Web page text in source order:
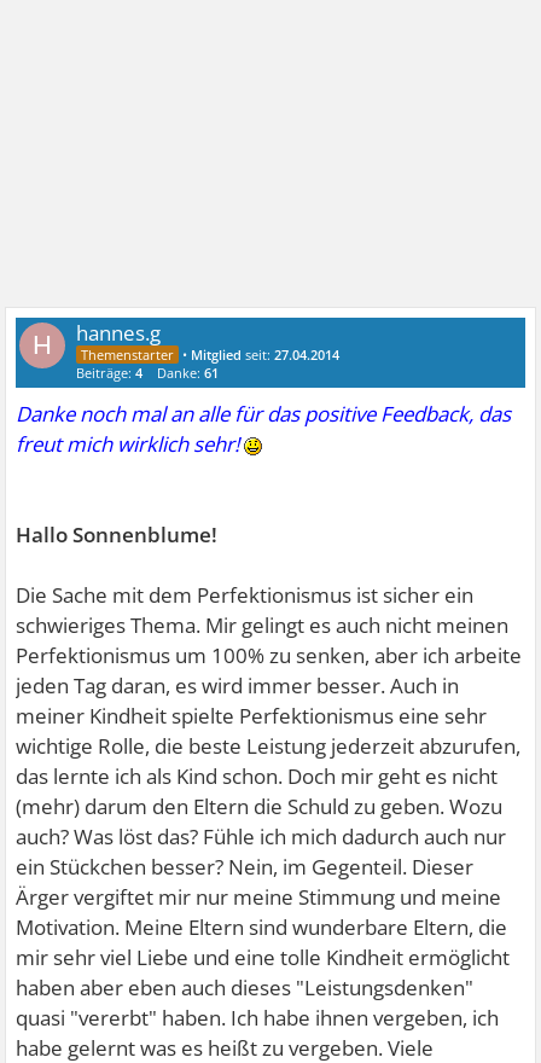
H hannes.g
• Mitglied seit:27.04.2014
Beiträge:4 Danke:61
Danke noch mal an alle für das positive Feedback, das
freut mich wirklich sehr!
Hallo Sonnenblume!
Die Sache mit dem Perfektionismus ist sicher ein
schwieriges Thema. Mir gelingt es auch nicht meinen
Perfektionismus um 100% zu senken, aber ich arbeite
jeden Tag daran, es wird immer besser. Auch in
meiner Kindheit spielte Perfektionismus eine sehr
wichtige Rolle, die beste Leistung jederzeit abzurufen,
das lernte ich als Kind schon. Doch mir geht es nicht
(mehr) darum den Eltern die Schuld zu geben. Wozu
auch? Was löst das? Fühle ich mich dadurch auch nur
ein Stückchen besser? Nein, im Gegenteil. Dieser
Ärger vergiftet mir nur meine Stimmung und meine
Motivation. Meine Eltern sind wunderbare Eltern, die
mir sehr viel Liebe und eine tolle Kindheit ermöglicht
haben aber eben auch dieses "Leistungsdenken"
quasi "vererbt" haben. Ich habe ihnen vergeben, ich
habe gelernt was es heißt zu vergeben. Viele